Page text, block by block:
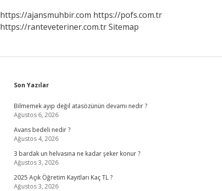
https://ajansmuhbir.com https://pofs.com.tr
https://ranteveteriner.com.trSitemap
Sidebar
Son Yazılar
Bilmemek ayıp değil atasözünün devamı nedir ?
Ağustos 6, 2026
Avans bedeli nedir ?
Ağustos 4, 2026
3 bardak un helvasına ne kadar şeker konur ?
Ağustos 3, 2026
2025 Açık Öğretim Kayıtları Kaç TL ?
Ağustos 3, 2026